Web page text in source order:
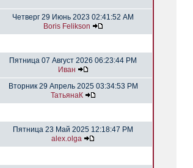
Четверг 29 Июнь 2023 02:41:52 AM
Boris Felikson
Пятница 07 Август 2026 06:23:44 PM
Иван
Вторник 29 Апрель 2025 03:34:53 PM
ТатьянаК
Пятница 23 Май 2025 12:18:47 PM
alex.olga